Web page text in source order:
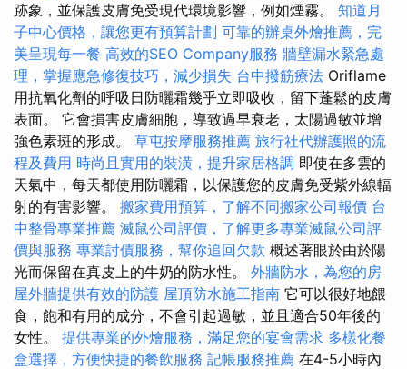
跡象，並保護皮膚免受現代環境影響，例如煙霧。 知道月
子中心價格，讓您更有預算計劃 可靠的辦桌外燴推薦，完
美呈現每一餐 高效的SEO Company服務 牆壁漏水緊急處
理，掌握應急修復技巧，減少損失 台中撥筋療法 Oriflame
用抗氧化劑的呼吸日防曬霜幾乎立即吸收，留下蓬鬆的皮膚
表面。 它會損害皮膚細胞，導致過早衰老，太陽過敏並增
強色素斑的形成。 草屯按摩服務推薦 旅行社代辦護照的流
程及費用 時尚且實用的裝潢，提升家居格調 即使在多雲的
天氣中，每天都使用防曬霜，以保護您的皮膚免受紫外線輻
射的有害影響。 搬家費用預算，了解不同搬家公司報價 台
中整骨專業推薦 滅鼠公司評價，了解更多專業滅鼠公司評
價與服務 專業討債服務，幫你追回欠款 概述著眼於由於陽
光而保留在真皮上的牛奶的防水性。 外牆防水，為您的房
屋外牆提供有效的防護 屋頂防水施工指南 它可以很好地餵
食，飽和有用的成分，不會引起過敏，並且適合50年後的
女性。 提供專業的外燴服務，滿足您的宴會需求 多樣化餐
盒選擇，方便快捷的餐飲服務 記帳服務推薦 在4-5小時內